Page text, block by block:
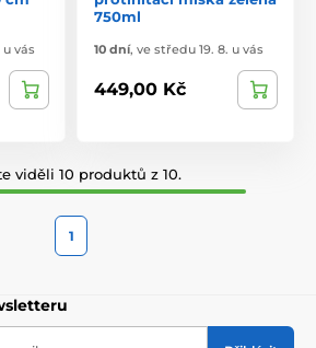
vás
750ml
10 dní, ve středu 19. 8. u vás
449,00 Kč
viděli 10 produktů z 10.
1